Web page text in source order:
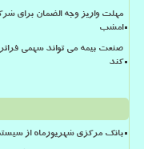
امشب
صنعت بیمه می تواند سهمی
کند
بانک مرکزی شهریورماه از